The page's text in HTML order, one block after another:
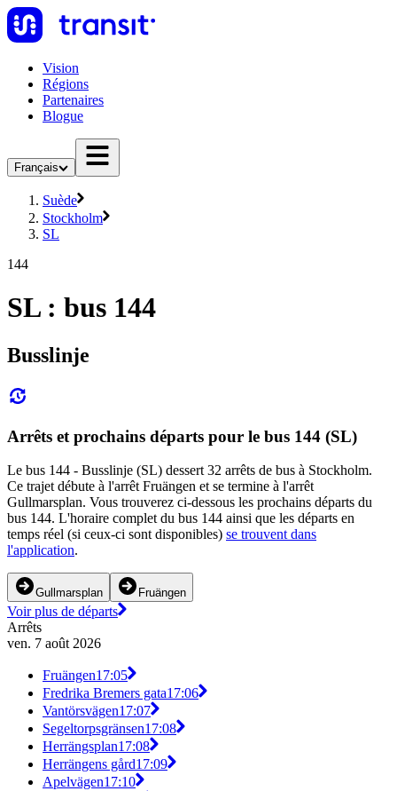
Vision
Régions
Partenaires
Blogue
Français
Suède
Stockholm
SL
144
SL : bus 144
Busslinje
Arrêts et prochains départs pour le bus 144 (SL)
Le bus 144 - Busslinje (SL) dessert 32 arrêts de bus à Stockholm.
Ce trajet débute à l'arrêt Fruängen et se termine à l'arrêt
Gullmarsplan. Vous trouverez ci-dessous les prochains départs du
bus 144. L'horaire complet du bus 144 ainsi que les départs en
temps réel (si ceux-ci sont disponibles) se trouvent dans
l'application.
Gullmarsplan Fruängen
Voir plus de départs
Arrêts
ven. 7 août 2026
Fruängen17:05
Fredrika Bremers gata17:06
Vantörsvägen17:07
Segeltorpsgränsen17:08
Herrängsplan17:08
Herrängens gård17:09
Apelvägen17:10